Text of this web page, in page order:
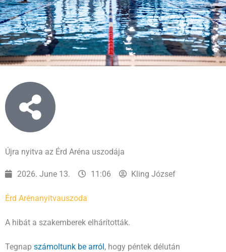
Újra nyitva az Érd Aréna uszodája
2026. June 13. 11:06 Kling József
Érd Arénanyitvauszoda
A hibát a szakemberek elhárították.
Tegnap számoltunk be arról , hogy péntek délután